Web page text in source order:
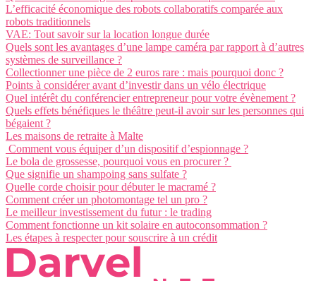
L’efficacité économique des robots collaboratifs comparée aux
robots traditionnels
VAE: Tout savoir sur la location longue durée
Quels sont les avantages d’une lampe caméra par rapport à d’autres
systèmes de surveillance ?
Collectionner une pièce de 2 euros rare : mais pourquoi donc ?
Points à considérer avant d’investir dans un vélo électrique
Quel intérêt du conférencier entrepreneur pour votre évènement ?
Quels effets bénéfiques le théâtre peut-il avoir sur les personnes qui
bégaient ?
Les maisons de retraite à Malte
Comment vous équiper d’un dispositif d’espionnage ?
Le bola de grossesse, pourquoi vous en procurer ?
Que signifie un shampoing sans sulfate ?
Quelle corde choisir pour débuter le macramé ?
Comment créer un photomontage tel un pro ?
Le meilleur investissement du futur : le trading
Comment fonctionne un kit solaire en autoconsommation ?
Les étapes à respecter pour souscrire à un crédit